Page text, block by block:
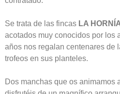
Se trata de las fincas LA
acotados muy conocidos por los
años nos regalan centenares de
trofeos en sus planteles.
Dos manchas que os animamos